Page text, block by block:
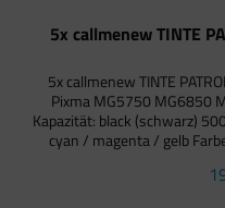
5x callmenew TINTE
5x callmenew TINTE
Pixma MG5750 MG6850
Kapazität: black (schwarz)
cyan / magenta / gelb